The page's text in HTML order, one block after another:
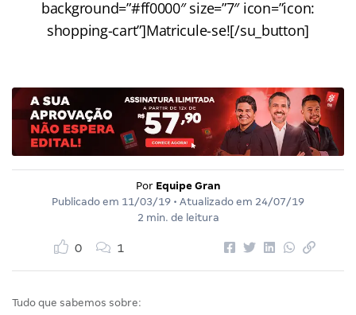
background=”#ff0000″ size=”7″ icon=”icon:
shopping-cart”]Matricule-se![/su_button]
Por Equipe Gran
Publicado em 11/03/19 • Atualizado em 24/07/19
2 min. de leitura
0 1
Tudo que sabemos sobre: